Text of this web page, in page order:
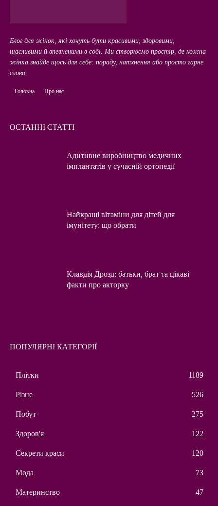
Блог для жінок, які хочуть бути красивими, здоровими,
щасливими й впевненими в собі. Ми створюємо простір, де кожна
жінка знайде щось для себе: пораду, натхнення або просто гарне
слово.
Головна Про нас
ОСТАННІ СТАТТІ
Адитивне виробництво медичних
імплантатів у сучасній ортопедії
Найкращі вітаміни для дітей для
імунітету: що обрати
Клавдія Дрозд: батьки, брат та цікаві
факти про акторку
ПОПУЛЯРНІ КАТЕГОРІЇ
Плітки 1189
Різне 526
Побут 275
Здоров'я 122
Секрети краси 120
Мода 73
Материнство 47